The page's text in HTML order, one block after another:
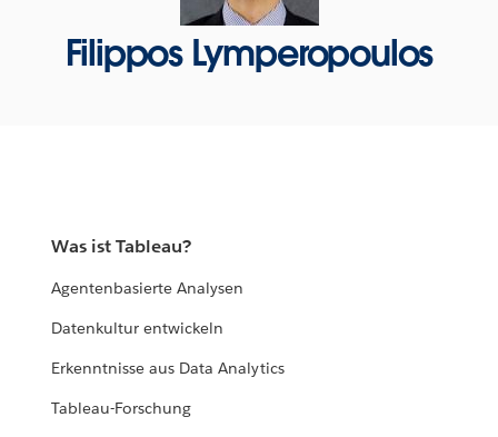
Filippos Lymperopoulos
Was ist Tableau?
Agentenbasierte Analysen
Datenkultur entwickeln
Erkenntnisse aus Data Analytics
Tableau-Forschung